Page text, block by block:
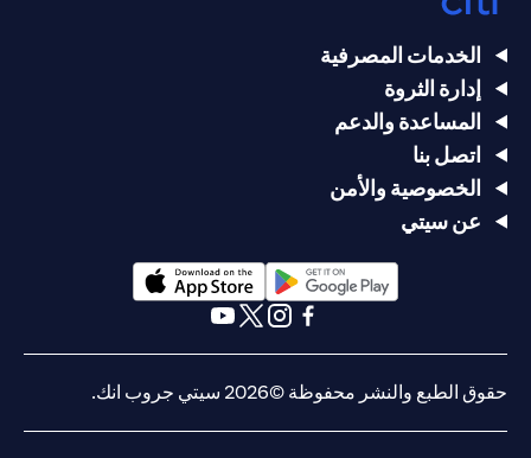
الخدمات المصرفية
إدارة الثروة
المساعدة والدعم
اتصل بنا
الخصوصية والأمن
عن سيتي
opens in a new tab
opens in a new tab
حقوق الطبع والنشر محفوظة ©2026 سيتي جروب انك.